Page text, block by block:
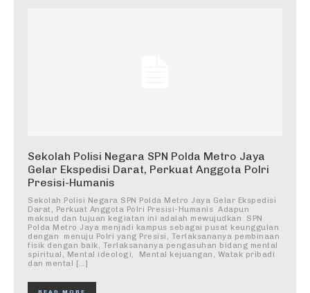
Sekolah Polisi Negara SPN Polda Metro Jaya
Gelar Ekspedisi Darat, Perkuat Anggota Polri
Presisi-Humanis
Sekolah Polisi Negara SPN Polda Metro Jaya Gelar Ekspedisi
Darat, Perkuat Anggota Polri Presisi-Humanis ‎ ‎Adapun
maksud dan tujuan kegiatan ini adalah mewujudkan SPN
Polda Metro Jaya menjadi kampus sebagai pusat keunggulan
dengan menuju Polri yang Presisi, Terlaksananya pembinaan
fisik dengan baik, Terlaksananya pengasuhan bidang mental
spiritual, Mental ideologi, Mental kejuangan, Watak pribadi
dan mental […]
READ MORE